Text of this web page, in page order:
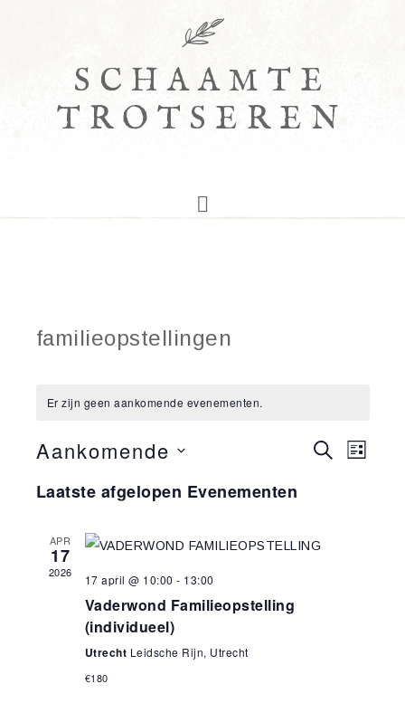
SCHAAMTE
TROTSEREN
familieopstellingen
Er zijn geen aankomende evenementen.
navigatie
ZOEKEN
LIJST
Aankomende
een
Laatste afgelopen Evenementen
APR
17
2026 17 april @ 10:00 - 13:00
Vaderwond Familieopstelling
(individueel)
Utrecht Leidsche Rijn, Utrecht
€180